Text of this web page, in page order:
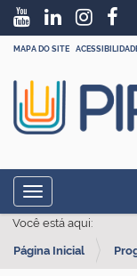
MAPA DO SITE
Toggle navigation
Você está aqui:
Página Inicial